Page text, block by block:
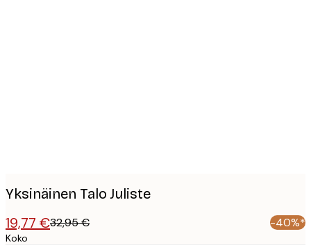
Yksinäinen Talo Juliste
19,77 €32,95 € -40%*
Koko